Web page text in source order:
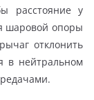
расстояние у
шаровой опоры
отклонить
в нейтральном